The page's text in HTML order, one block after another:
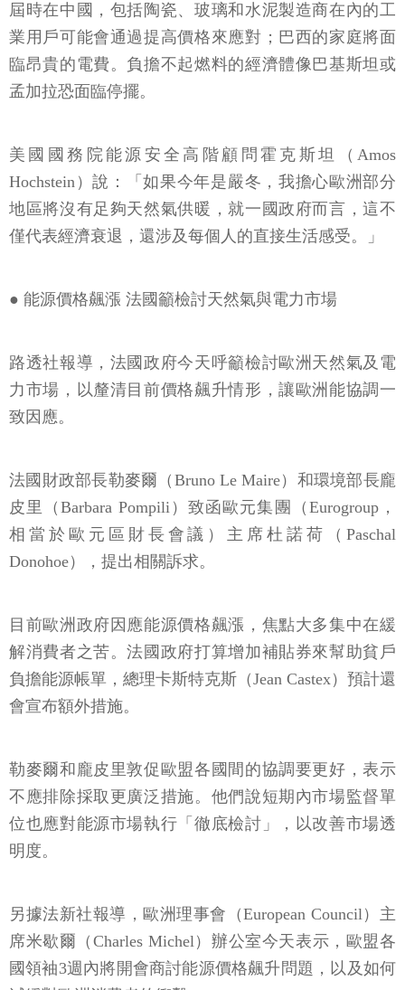
屆時在中國，包括陶瓷、玻璃和水泥製造商在內的工
業用戶可能會通過提高價格來應對；巴西的家庭將面
臨昂貴的電費。負擔不起燃料的經濟體像巴基斯坦或
孟加拉恐面臨停擺。
美國國務院能源安全高階顧問霍克斯坦（Amos
Hochstein）說：「如果今年是嚴冬，我擔心歐洲部分
地區將沒有足夠天然氣供暖，就一國政府而言，這不
僅代表經濟衰退，還涉及每個人的直接生活感受。」
● 能源價格飆漲 法國籲檢討天然氣與電力市場
路透社報導，法國政府今天呼籲檢討歐洲天然氣及電
力市場，以釐清目前價格飆升情形，讓歐洲能協調一
致因應。
法國財政部長勒麥爾（Bruno Le Maire）和環境部長龐
皮里（Barbara Pompili）致函歐元集團（Eurogroup，
相當於歐元區財長會議）主席杜諾荷（Paschal
Donohoe），提出相關訴求。
目前歐洲政府因應能源價格飆漲，焦點大多集中在緩
解消費者之苦。法國政府打算增加補貼券來幫助貧戶
負擔能源帳單，總理卡斯特克斯（Jean Castex）預計還
會宣布額外措施。
勒麥爾和龐皮里敦促歐盟各國間的協調要更好，表示
不應排除採取更廣泛措施。他們說短期內市場監督單
位也應對能源市場執行「徹底檢討」，以改善市場透
明度。
另據法新社報導，歐洲理事會（European Council）主
席米歇爾（Charles Michel）辦公室今天表示，歐盟各
國領袖3週內將開會商討能源價格飆升問題，以及如何